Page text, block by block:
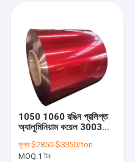
1050 1060 রঙিন প্রলিপ্ত
অ্যালুমিনিয়াম কয়েল 3003
প্রি পেইন্টেড
মূল্য:$2850-$3350/ton
MOQ:1 টন